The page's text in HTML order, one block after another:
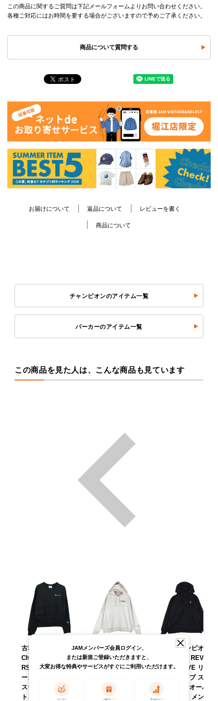
この商品に関するご質問は下記メールフォームよりお問い合わせください。
各種ご対応にはお時間を要する場合がございますので予めご了承ください。
商品について質問する
お届けについて 返品について レビューを書く
商品について
チャンピオンのアイテム一覧
パーカーのアイテム一覧
この商品を見た人は、こんな商品も見ています
古着 チャンピオン
Champion REVE
RSE WEAVE リバ
ースウィーブ ロゴ
スウェットシャツ
トレーナー レディ
古着 チャンピオン
Champion REVE
RSE WEAVE リバ
ェットプルオーバ
ーパーカー メンズ
古着 チャンピオン
Champion REVE
RSE WEAVE リバ
ースウィーブ スウ
ェットプルオーバ
ーパーカー メンズ
JAMメンバーズ会員ログイン、
または新規ご登録いただきますと、
大変お得な特典やサービスがすぐにご利用いただけます。